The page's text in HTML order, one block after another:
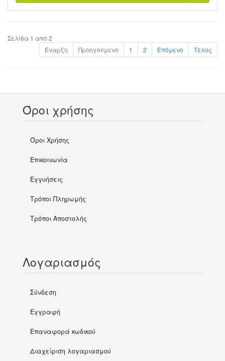
Σελίδα 1 από 2
Έναρξη
Προηγούμενο 1 2 Επόμενο Τέλος
Όροι χρήσης
Όροι Χρήσης
Επικοινωνία
Εγγυήσεις
Τρόποι Πληρωμής
Τρόποι Αποστολής
Λογαριασμός
Σύνδεση
Εγγραφή
Επαναφορά κωδικού
Διαχείριση λογαριασμού